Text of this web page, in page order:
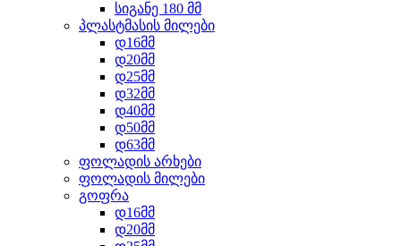
სიგანე 180 მმ
პლასტმასის მილები
დ16მმ
დ20მმ
დ25მმ
დ32მმ
დ40მმ
დ50მმ
დ63მმ
ფოლადის არხები
ფოლადის მილები
გოფრა
დ16მმ
დ20მმ